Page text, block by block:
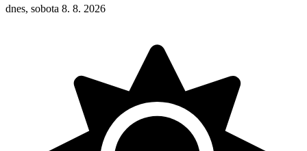
dnes, sobota 8. 8. 2026